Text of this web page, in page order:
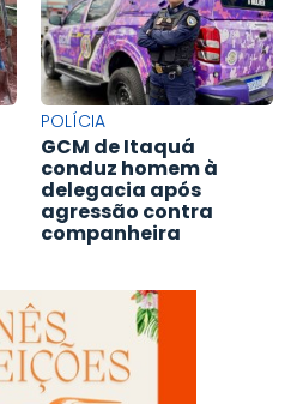
POLÍCIA
GCM de Itaquá
conduz homem à
delegacia após
agressão contra
companheira